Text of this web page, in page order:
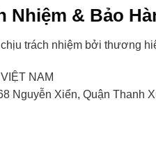
Nhiệm & Bảo
trách nhiệm bởi thương
NAM
Nguyễn Xiển, Quận Thanh